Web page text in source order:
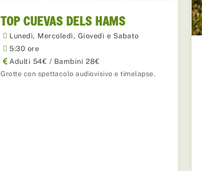
TOP CUEVAS DELS HAMS
Lunedì, Mercoledì, Giovedì e Sabato
5:30 ore
Adulti 54€ / Bambini 28€
Grotte con spettacolo audiovisivo e timelapse.